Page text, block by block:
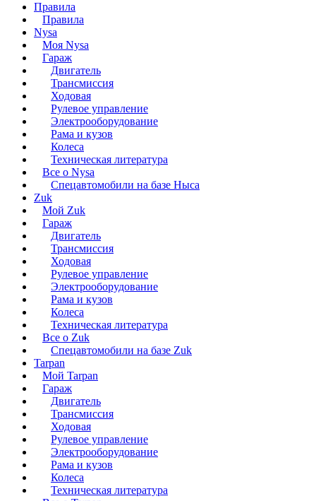
Правила
Правила
Nysa
Моя Nysa
Гараж
Двигатель
Трансмиссия
Ходовая
Рулевое управление
Электрооборудование
Рама и кузов
Колеса
Техническая литература
Все о Nysa
Спецавтомобили на базе Ныса
Zuk
Мой Zuk
Гараж
Двигатель
Трансмиссия
Ходовая
Рулевое управление
Электрооборудование
Рама и кузов
Колеса
Техническая литература
Все о Zuk
Спецавтомобили на базе Zuk
Tarpan
Мой Tarpan
Гараж
Двигатель
Трансмиссия
Ходовая
Рулевое управление
Электрооборудование
Рама и кузов
Колеса
Техническая литература